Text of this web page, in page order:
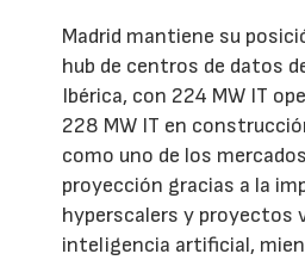
Madrid mantiene su
hub de centros de datos
Ibérica, con 224 MW IT
228 MW IT en
como uno de los
proyección gracias a la
hyperscalers y proyectos
inteligencia artificial,